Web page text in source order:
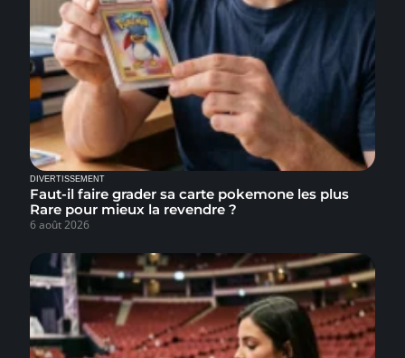
DIVERTISSEMENT
Faut-il faire grader sa carte pokemone les plus
Rare pour mieux la revendre ?
6 août 2026